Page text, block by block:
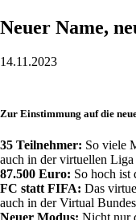
Neuer Name,
14.11.2023
Zur Einstimmung auf die
35 Teilnehmer: So viele
auch in der virtuellen
87.500 Euro: So hoch ist
FC statt FIFA: Das
auch in der Virtual
Neuer Modus: Nicht nur